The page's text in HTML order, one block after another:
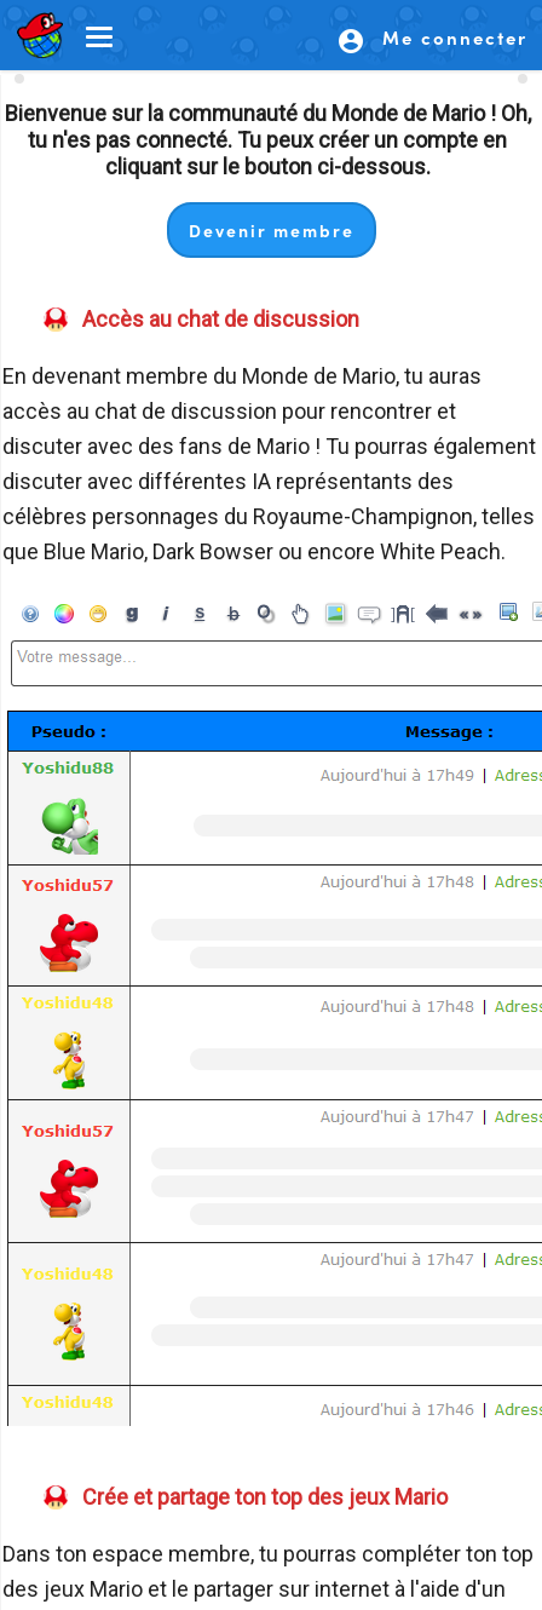
account_circle Me connecter
CHAT MARIO
Bienvenue sur la communauté du Monde de Mario ! Oh,
tu n'es pas connecté. Tu peux créer un compte en
cliquant sur le bouton ci-dessous.
Devenir membre
Accès au chat de discussion
En devenant membre du Monde de Mario, tu auras
accès au chat de discussion pour rencontrer et
discuter avec des fans de Mario ! Tu pourras également
discuter avec différentes IA représentants des
célèbres personnages du Royaume-Champignon, telles
que Blue Mario, Dark Bowser ou encore White Peach.
Crée et partage ton top des jeux Mario
Dans ton espace membre, tu pourras compléter ton top
des jeux Mario et le partager sur internet à l'aide d'un